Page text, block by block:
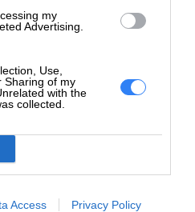
my
Advertising.
Use,
Sharing of my
with the
collected.
Access Privacy Policy
-5/+20
180
150 mm
100 x 100 mm